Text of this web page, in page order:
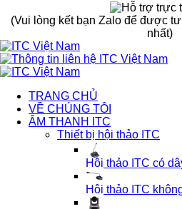
(Vui lòng kết bạn Zalo để được
nhất)
TRANG CHỦ
VỀ CHÚNG TÔI
ÂM THANH ITC
Thiết bị hội thảo ITC
Hội thảo ITC có
Hội thảo ITC